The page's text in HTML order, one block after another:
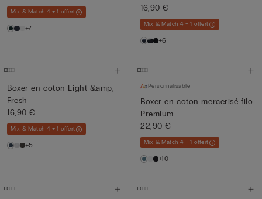
Mix & Match 4 + 1 offert
+7
16,90 €
Mix & Match 4 + 1 offert
+6
Boxer en coton Light &amp;
Fresh
16,90 €
Mix & Match 4 + 1 offert
+5
Personnalisable
Boxer en coton mercerisé filo
Premium
22,90 €
Mix & Match 4 + 1 offert
+10